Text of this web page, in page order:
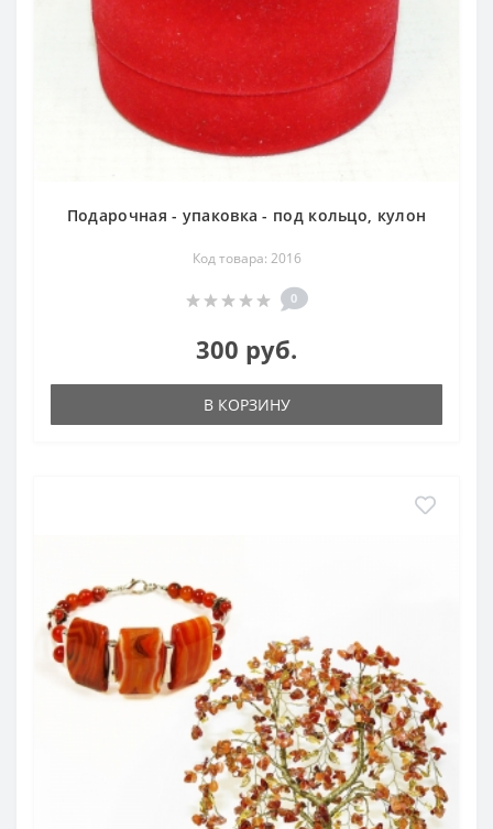
Подарочная - упаковка - под кольцо, кулон
Код товара: 2016
0
300 руб.
В КОРЗИНУ